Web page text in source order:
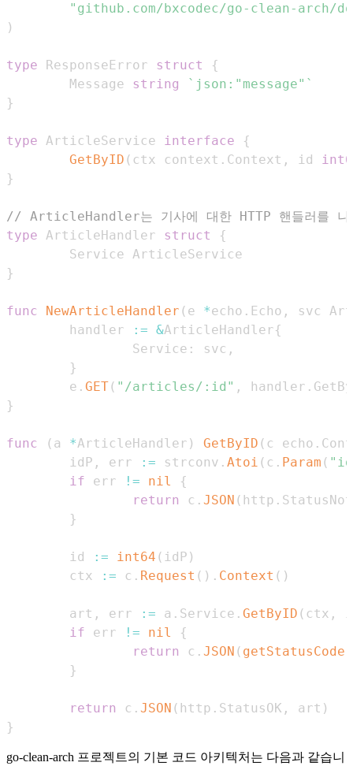
"github.com/bxcodec/go-clean-arch/
)
type ResponseError struct
{
        Message
string
`json:"message"`
}
type ArticleService interface
{
GetByID ( ctx context . Context , id
}
// ArticleHandler는 기사에 대한 HTTP 핸들러를 나
type ArticleHandler struct
{
}
func NewArticleHandler ( e *echo . Echo ,
svc
        handler
:= &ArticleHandler{
                Service
: svc ,
}
        e
. GET( "/articles/:id" , handler .
}
func ( a *ArticleHandler ) GetByID ( c echo .
        idP
, err := strconv . Atoi ( c . Param (
if err != nil
{
return
c . JSON ( http .
}
        id
:= int64 ( idP )
        ctx
:= c . Request ( ) . Context ( )
        art
, err := a . Service . GetByID ( ctx ,
if err != nil
{
return
c . JSON ( getStatusCode
}
return c . JSON ( http . StatusOK , art )
}
go-clean-arch 프로젝트의 기본 코드 아키텍처는 다음과 같습니